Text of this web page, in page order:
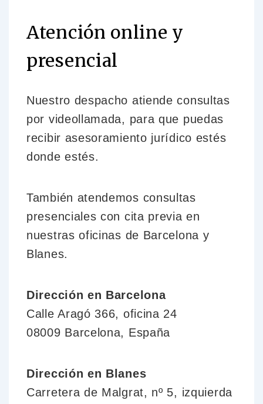
Atención online y
presencial
Nuestro despacho atiende consultas
por videollamada, para que puedas
recibir asesoramiento jurídico estés
donde estés.
También atendemos consultas
presenciales con cita previa en
nuestras oficinas de Barcelona y
Blanes.
Dirección en Barcelona
Calle Aragó 366, oficina 24
08009 Barcelona, España
Dirección en Blanes
Carretera de Malgrat, nº 5, izquierda